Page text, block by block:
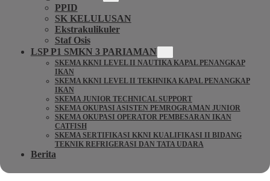
PPID
SK KELULUSAN
Ekstrakulikuler
Staf Osis
LSP P1 SMKN 3 PARIAMAN
SKEMA KKNI LEVEL II NAUTIKA KAPAL PENANGKAP
IKAN
SKEMA KKNI LEVEL II TEKHNIKA KAPAL PENANGKAP
IKAN
SKEMA JUNIOR TECHNICAL SUPPORT
SKEMA OKUPASI ASISTEN PEMROGRAMAN JUNIOR
SKEMA OKUPASI OPERATOR PEMBESARAN IKAN
CATFISH
SKEMA SERTIFIKASI KKNI KUALIFIKASI II BIDANG
TEKNIK REFRIGERASI DAN TATA UDARA
Berita